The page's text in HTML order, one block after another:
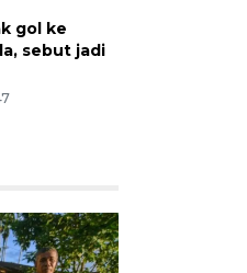
gol ke
sebut jadi